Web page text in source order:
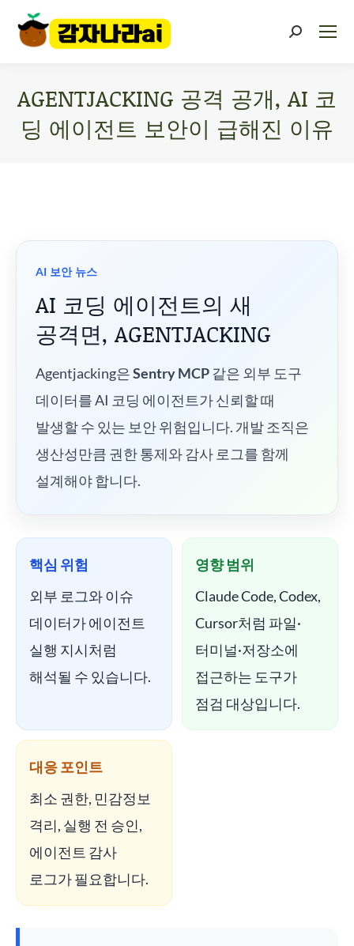
AGENTJACKING 공격 공개, AI 코
딩 에이전트 보안이 급해진 이유
AI 보안 뉴스
AI 코딩 에이전트의 새
공격면, AGENTJACKING
Agentjacking은Sentry MCP 같은 외부 도구
데이터를 AI 코딩 에이전트가 신뢰할 때
발생할 수 있는 보안 위험입니다. 개발 조직은
생산성만큼 권한 통제와 감사 로그를 함께
설계해야 합니다.
핵심 위험
외부 로그와 이슈
데이터가 에이전트
실행 지시처럼
해석될 수 있습니다.
영향 범위
Claude Code, Codex,
Cursor처럼 파일·
터미널·저장소에
접근하는 도구가
점검 대상입니다.
대응 포인트
최소 권한, 민감정보
격리, 실행 전 승인,
에이전트 감사
로그가 필요합니다.